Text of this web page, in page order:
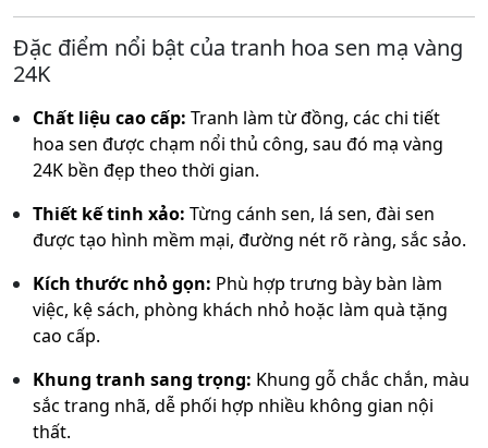
Đặc điểm nổi bật của tranh hoa sen mạ vàng
24K
Chất liệu cao cấp: Tranh làm từ đồng, các chi tiết
hoa sen được chạm nổi thủ công, sau đó mạ vàng
24K bền đẹp theo thời gian.
Thiết kế tinh xảo: Từng cánh sen, lá sen, đài sen
được tạo hình mềm mại, đường nét rõ ràng, sắc sảo.
Kích thước nhỏ gọn: Phù hợp trưng bày bàn làm
việc, kệ sách, phòng khách nhỏ hoặc làm quà tặng
cao cấp.
Khung tranh sang trọng: Khung gỗ chắc chắn, màu
sắc trang nhã, dễ phối hợp nhiều không gian nội
thất.